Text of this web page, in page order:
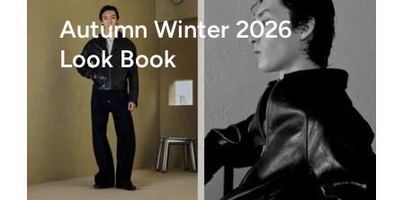
Autumn Winter 2026
Look Book